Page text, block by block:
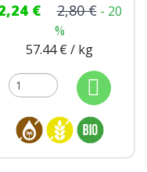
€ 2,80 € - 20
%
57.44 € / kg